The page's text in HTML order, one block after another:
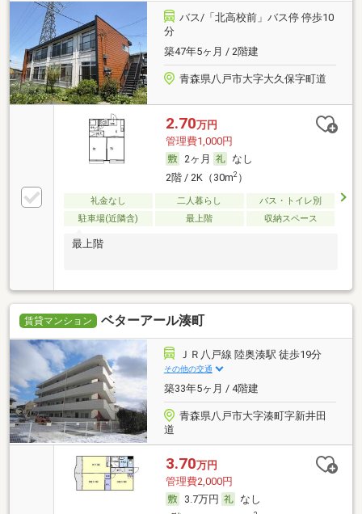
バス/「北高校前」バス停 停歩10
分
築47年5ヶ月 / 2階建
青森県八戸市大字大久保字町道
2.70万円
管理費1,000円
2ヶ月
なし
2階 / 2K（30m2）
礼金なし 二人暮らし
バス・トイレ別
駐車場(近隣含)
最上階 収納スペース
最上階
賃貸マンション ベターアール湊町
ＪＲ八戸線 陸奥湊駅 徒歩19分
その他の交通
築33年5ヶ月 / 4階建
青森県八戸市大字湊町字新井田
道
3.70万円
管理費2,000円
3.7万円
なし